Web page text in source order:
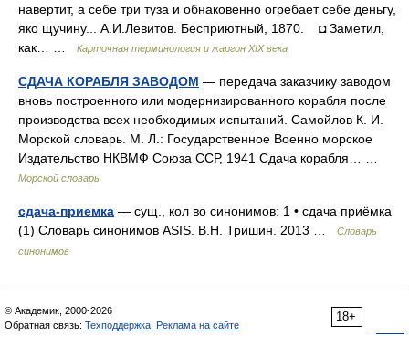
навертит, а себе три туза и обнаковенно огребает себе деньгу,
яко щучину... А.И.Левитов. Бесприютный, 1870. ◘ Заметил,
как… …
Карточная терминология и жаргон XIX века
СДАЧА КОРАБЛЯ ЗАВОДОМ — передача заказчику заводом
вновь построенного или модернизированного корабля после
производства всех необходимых испытаний. Самойлов К. И.
Морской словарь. М. Л.: Государственное Военно морское
Издательство НКВМФ Союза ССР, 1941 Сдача корабля… …
Морской словарь
сдача-приемка — сущ., кол во синонимов: 1 • сдача приёмка
(1) Словарь синонимов ASIS. В.Н. Тришин. 2013 …
Словарь
синонимов
18+
© Академик, 2000-2026
Обратная связь: Техподдержка Реклама на сайте